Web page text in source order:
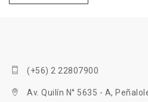
(+56) 2 22807900
Av. Quilín N° 5635 - A,